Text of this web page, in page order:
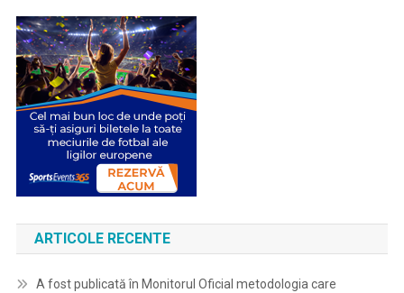
ARTICOLE RECENTE
A fost publicată în Monitorul Oficial metodologia care